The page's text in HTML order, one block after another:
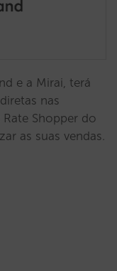
e a Mirai, terá
nas
Shopper do
as suas vendas.